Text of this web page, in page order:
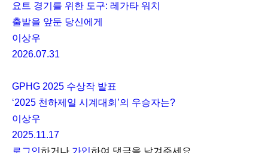
요트 경기를 위한 도구: 레가타 워치
출발을 앞둔 당신에게
이상우
2026.07.31
GPHG 2025 수상작 발표
‘2025 천하제일 시계대회’의 우승자는?
이상우
2025.11.17